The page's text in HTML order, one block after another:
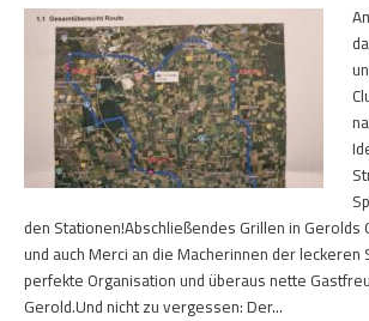
den Stationen!Abschließendes Grillen in Gerolds
und auch Merci an die Macherinnen der leckeren
perfekte Organisation und überaus nette
Gerold.Und nicht zu vergessen: Der…